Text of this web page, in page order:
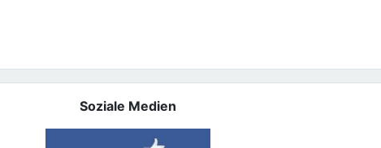
Soziale Medien